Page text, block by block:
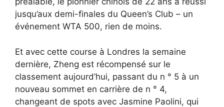
jusqu’aux demi-finales du Queen’s Club – un
événement WTA 500, rien de moins.
Et avec cette course à Londres la semaine
dernière, Zheng est récompensé sur le
classement aujourd’hui, passant du n ° 5 à un
nouveau sommet en carrière de n ° 4,
changeant de spots avec Jasmine Paolini, qui